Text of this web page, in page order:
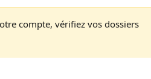
compte, vérifiez vos dossiers